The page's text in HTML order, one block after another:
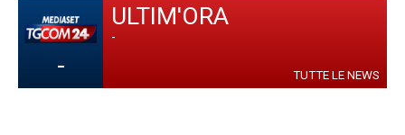
-
ULTIM'ORA
-
TUTTE LE NEWS